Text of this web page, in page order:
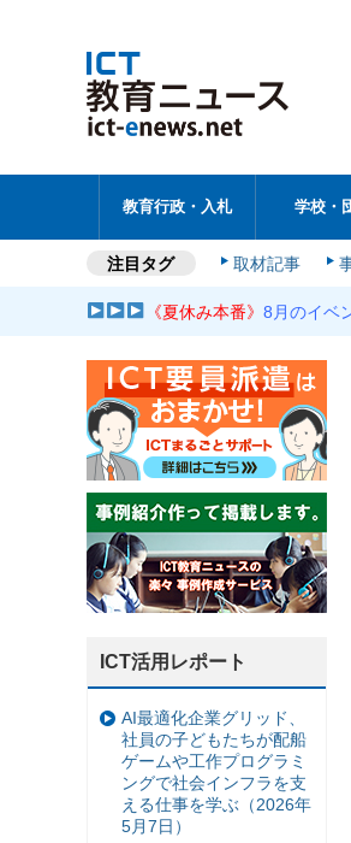
教育行政・入札 学校・
注目タグ 取材記事
《夏休み本番》8月のイベ
ICT活用レポート
AI最適化企業グリッド、
社員の子どもたちが配船
ゲームや工作プログラミ
ングで社会インフラを支
える仕事を学ぶ（2026年
5月7日）